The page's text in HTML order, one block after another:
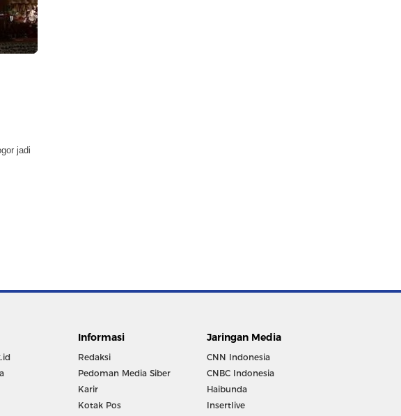
jadi
Informasi
Redaksi
Pedoman Media Siber
Karir
Kotak Pos
Jaringan Media
CNN Indonesia
CNBC Indonesia
Haibunda
Insertlive